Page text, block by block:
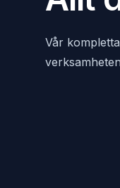
Vår